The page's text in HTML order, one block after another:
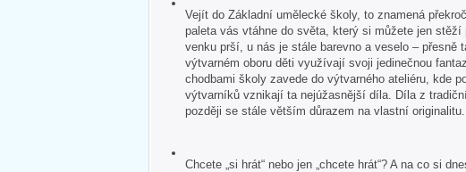
Vejít do Základní umělecké školy, to znamená
paleta vás vtáhne do světa, který si můžete jen
venku prší, u nás je stále barevno a veselo –
výtvarném oboru děti využívají svoji jedinečnou
chodbami školy zavede do výtvarného ateliéru, kde
výtvarníků vznikají ta nejúžasnější díla. Díla z
později se stále větším důrazem na vlastní
Chcete „si hrát“ nebo jen „chcete hrát“? A na co si